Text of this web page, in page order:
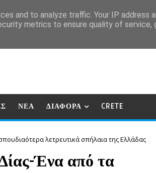
ΝΕΑ ΔΙΑΦΟΡΑ CRETE
λετρευτικά σπήλαια της Ελλάδας
Ένα από τα
and to analyze traffic. Your IP address
metrics to ensure quality of service,